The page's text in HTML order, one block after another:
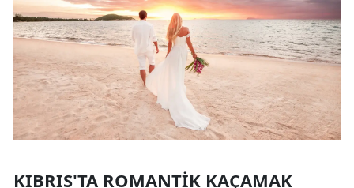
KIBRIS'TA ROMANTIK KAÇAMAK